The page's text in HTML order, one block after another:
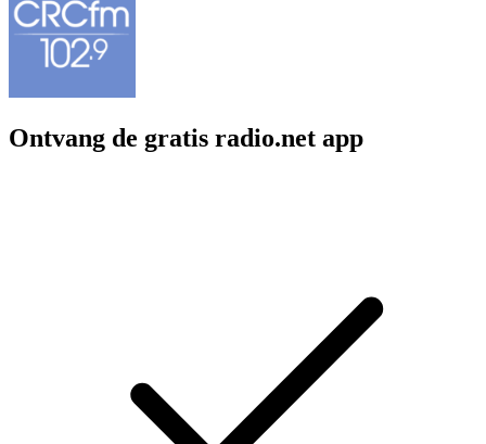
Ontvang de gratis radio.net app